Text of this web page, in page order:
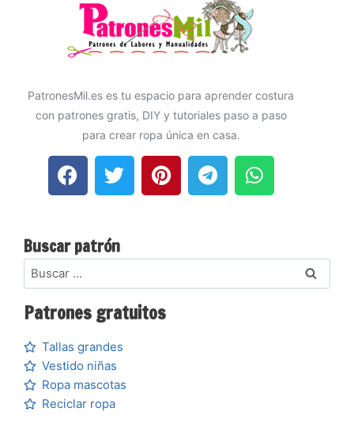
PatronesMil.es es tu espacio para aprender costura
con patrones gratis, DIY y tutoriales paso a paso
para crear ropa única en casa.
Buscar patrón
Patrones gratuitos
Tallas grandes
Vestido niñas
Ropa mascotas
Reciclar ropa